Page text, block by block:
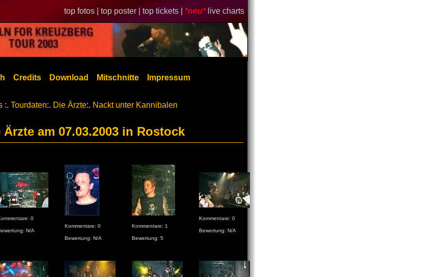
top fotos | top poster | top tickets | *neu* live charts
Credits Download Mitschnitte Impressum
:. Tourdaten:. Die Ärzte:. Nackt unter Kannibalen
Ärzte am 07.03.2003 in Rostock
0
N/A
Kommentare: 0
Bewertung: N/A
Kommentare: 1
Bewertung: 5
Kommentare: 0
Bewertung: N/A